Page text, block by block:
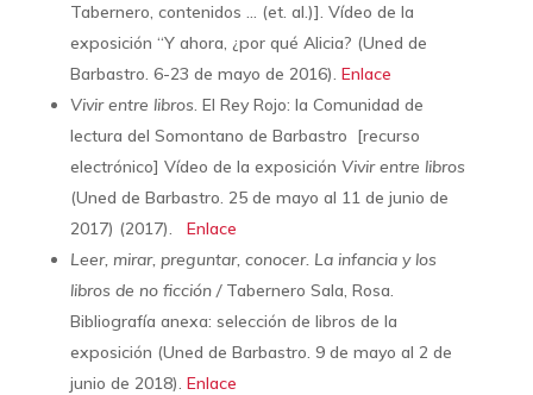
Tabernero, contenidos … (et. al.)]. Vídeo de la
exposición “Y ahora, ¿por qué Alicia? (Uned de
Barbastro. 6-23 de mayo de 2016). Enlace
Vivir entre libros. El Rey Rojo: la Comunidad de
lectura del Somontano de Barbastro [recurso
electrónico] Vídeo de la exposición Vivir entre libros
(Uned de Barbastro. 25 de mayo al 11 de junio de
2017) (2017). Enlace
Leer, mirar, preguntar, conocer. La infancia y los
libros de no ficción / Tabernero Sala, Rosa.
Bibliografía anexa: selección de libros de la
exposición (Uned de Barbastro. 9 de mayo al 2 de
junio de 2018). Enlace